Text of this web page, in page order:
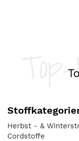
Herbst - &
Cordstoffe